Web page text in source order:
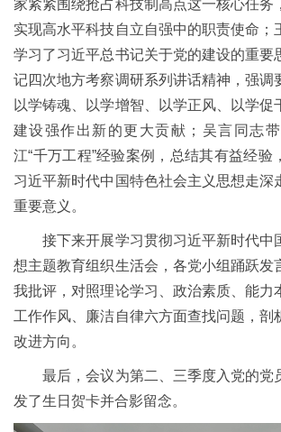
家紧紧围绕抢占科技制高点这一核心任务
实现高水平科技自立自强中的职责使命；
学习了习近平总书记关于党的建设的重要
记四次地方考察调研系列讲话精神，强调
以学铸魂、以学增智、以学正风、以学促
建设强作出新的更大贡献；吴言同志
江“千万工程”经验案例，总结其有益经验
习近平新时代中国特色社会主义思想走深
重要意义。
接下来开展学习贯彻习近平新时代中
想主题教育组织生活会，各党小组踊跃发
我批评，对照理论学习、政治素质、能力
工作作风、廉洁自律六方面查找问题，剖
改进方向。
最后，会议为第二、三季度入党的党
发了生日贺卡并合影留念。